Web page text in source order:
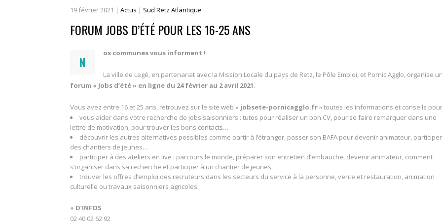
19février2021 | Actus | Sud Retz Atlantique
FORUM JOBS D’ÉTÉ POUR LES 16-25 ANS
N
os communes vous informent !
La ville de Legé, en partenariat avec la Mission Locale du pays de Retz, le Pôle Emploi, et Pornic Agglo, organise un
forum « Jobs d’été » en ligne du 24 février au 2 avril 2021.
Vous avez entre 16 et 25 ans, retrouvez sur le site web « jobsete-pornicagglo.fr» toutes les informations et conseils
vous aider dans votre recherche de jobs saisonniers : tutos pour réaliser un bon CV, pour se faire remarquer dans une
lettre de motivation, pour trouver les bons contacts…
découvrir les autres alternatives possibles comme partir à l’étranger, passer son BAFA pour devenir animateur,
des chantiers de jeunes…
participer à des ateliers en live : parcours le monde, préparer son entretien d’embauche, devenir animateur, comment
s’organiser dans sa recherche et participer à un chantier de jeunes.
trouver les offres d’emploi des recruteurs dans les secteurs du service à la personne, vente et restauration, animation
culturelle ou travaux saisonniers agricoles.
+ D’INFOS
02 40 02 62 92